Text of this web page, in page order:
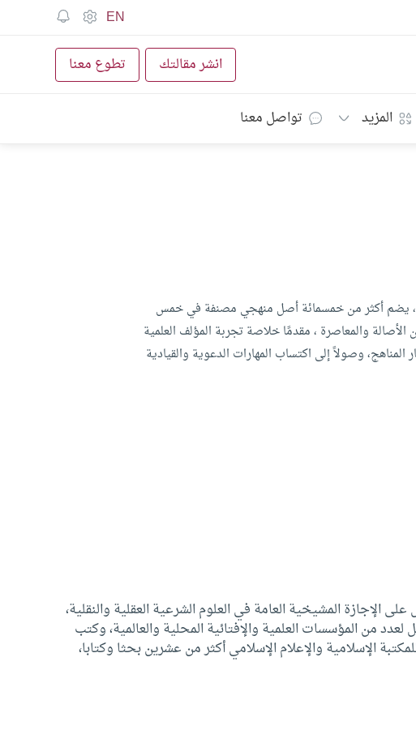
EN
انشر مقالتك تطوع معنا
المزيد تواصل معنا
يضم أكثر من خمسمائة أصل منهجي مصنفة في خمس
والمعاصرة ، مقدمًا خلاصة تجربة المؤلف العلمية
وصولاً إلى اكتساب المهارات الدعوية والقيادية
المشيخية العامة في العلوم الشرعية العقلية والنقلية،
من المؤسسات العلمية والإفتائية المحلية والعالمية، وكتب
الإسلامية والإعلام الإسلامي أكثر من عشرين بحثا وكتابا،